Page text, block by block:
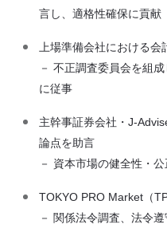
言し、適格性確保に貢献
上場準備会社における
－ 不正調査委員会を組
に従事
主幹事証券会社・J-
論点を助言
－ 資本市場の健全性・
TOKYO PRO Market（
－ 関係法令調査、法令